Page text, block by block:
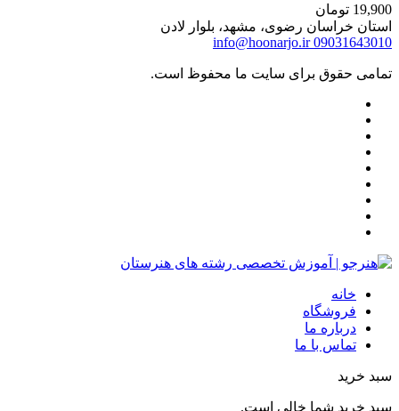
19,900 تومان
استان خراسان رضوی، مشهد، بلوار لادن
09031643010
info@hoonarjo.ir
تمامی حقوق برای سایت ما محفوظ است.
خانه
فروشگاه
درباره ما
تماس با ما
سبد خرید
سبد خرید شما خالی است.